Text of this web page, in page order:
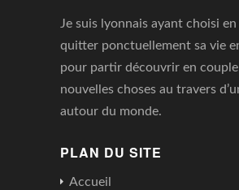
Je suis lyonnais ayant choisi
quitter ponctuellement sa vie
pour partir découvrir en
nouvelles choses au travers
autour du monde.
PLAN DU SITE
Accueil